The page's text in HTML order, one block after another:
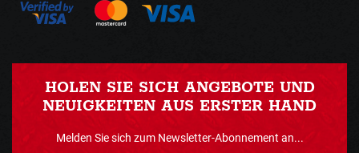
HOLEN SIE SICH ANGEBOTE UND
NEUIGKEITEN AUS ERSTER HAND
Melden Sie sich zum Newsletter-Abonnement an...